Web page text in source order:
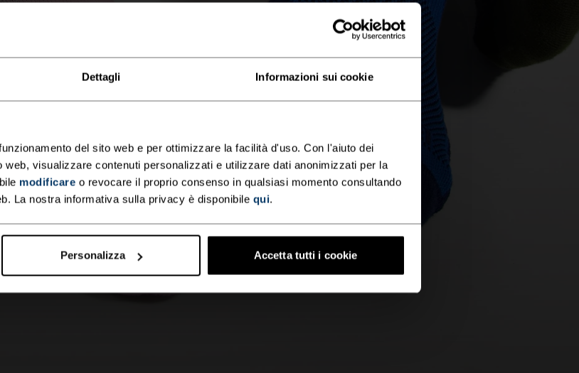
Dettagli Informazioni sui cookie
del sito web e per ottimizzare la facilità d'uso. Con l'aiuto dei
visualizzare contenuti personalizzati e utilizzare dati anonimizzati per la
modificare o revocare il proprio consenso in qualsiasi momento consultando
La nostra informativa sulla privacy è disponibile qui.
Personalizza Accetta tutti i cookie